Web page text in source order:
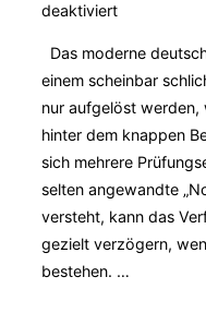
deaktiviert
Das moderne
einem scheinbar
nur aufgelöst werden,
hinter dem knappen
sich mehrere
selten angewandte
versteht, kann das
gezielt verzögern,
bestehen. …